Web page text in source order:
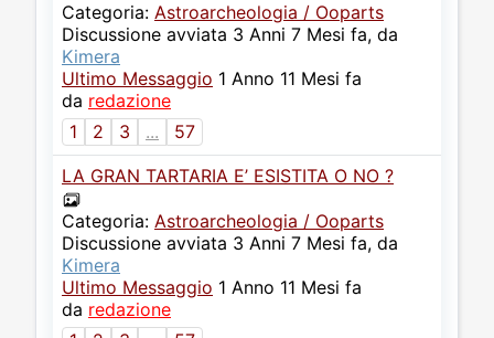
Categoria: Astroarcheologia / Ooparts
Discussione avviata 3 Anni 7 Mesi fa, da
Kimera
Ultimo Messaggio 1 Anno 11 Mesi fa
da redazione
1
2 3 ... 57
LA GRAN TARTARIA E’ ESISTITA O NO ?
Categoria: Astroarcheologia / Ooparts
Discussione avviata 3 Anni 7 Mesi fa, da
Kimera
Ultimo Messaggio 1 Anno 11 Mesi fa
da redazione